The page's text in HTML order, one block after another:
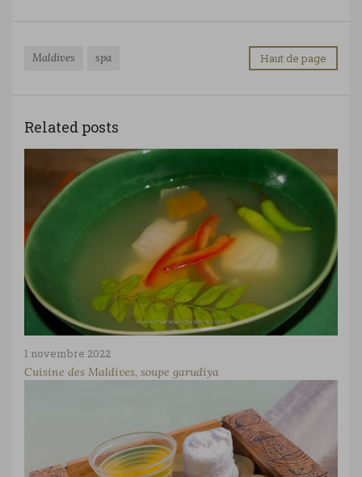
Maldives spa Haut de page
Related posts
1 novembre 2022
Cuisine des Maldives, soupe garudiya